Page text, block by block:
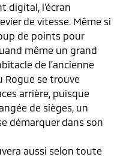
digital, l’écran
de vitesse. Même si
de points pour
même un grand
de l’ancienne
Rogue se trouve
arrière, puisque
de sièges, un
démarquer dans son
aussi selon toute